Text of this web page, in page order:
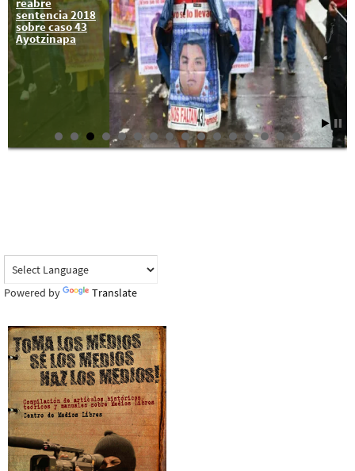
reabre
sentencia 2018
sobre caso 43
Ayotzinapa
noviembre: No
te conozco pero
nos
necesitamos
para hacer un
mundo nuevo
Powered by Translate